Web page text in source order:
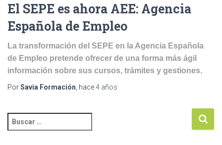
El SEPE es ahora AEE: Agencia
Española de Empleo
La transformación del SEPE en la Agencia Española
de Empleo pretende ofrecer de una forma más ágil
información sobre sus cursos, trámites y gestiones.
PorSavia Formación , hace4 años